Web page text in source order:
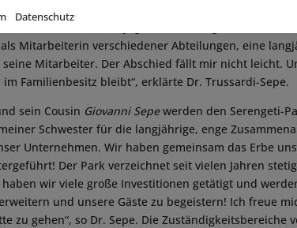
Datenschutz
eröffnete, hat die Geschäftsleitung verlassen und
einen Großteil meiner Jugend im Serengeti-Park
Mitarbeiterin verschiedener Abteilungen, eine
Mitarbeiter. Der Abschied fällt mir nicht leicht.
Familienbesitz bleibt“, erklärte Dr. Trussardi-Sepe.
sein Cousin Giovanni Sepewerden den Serengeti-
Schwester für die langjährige, enge
Unternehmen. Wir haben gemeinsam das Erbe
Der Park verzeichnet seit vielen Jahren
haben wir viele große Investitionen getätigt und
und unsere Gäste zu begeistern! Ich freue
zu gehen“, so Dr. Sepe. Die Zuständigkeitsbereiche